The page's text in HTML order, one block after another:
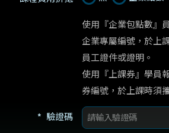
使用『企業包點數』
企業專屬編號，於上
員工證件或證明。
使用『上課券』學員
券編號，於上課時須
驗證碼